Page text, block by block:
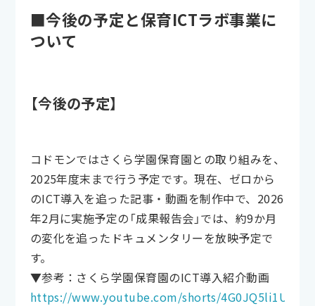
■今後の予定と保育ICTラボ事業に
ついて
【今後の予定】
コドモンではさくら学園保育園との取り組みを、
2025年度末まで行う予定です。現在、ゼロから
のICT導入を追った記事・動画を制作中で、2026
年2月に実施予定の「成果報告会」では、約9か月
の変化を追ったドキュメンタリーを放映予定で
す。
▼参考：さくら学園保育園のICT導入紹介動画
https://www.youtube.com/shorts/4G0JQ5li1U4